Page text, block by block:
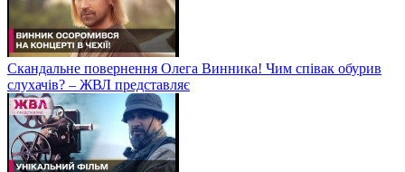
Скандальне повернення Олега Винника! Чим співак обурив
слухачів? – ЖВЛ представляє